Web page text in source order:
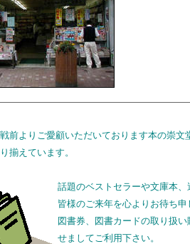
前よりご愛顧いただいております本の崇文
揃えています。
話題のベストセラーや文庫本
皆様のご来年を心よりお待ち
図書券、図書カードの取り扱
せましてご利用下さい。